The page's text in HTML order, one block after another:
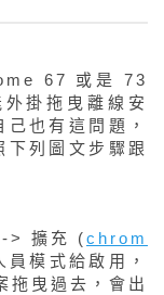
67 或是 73
掛拖曳離線安
也有這問題，
列圖文步驟跟
> 擴充 (chrom
模式給啟用，
曳過去，會出